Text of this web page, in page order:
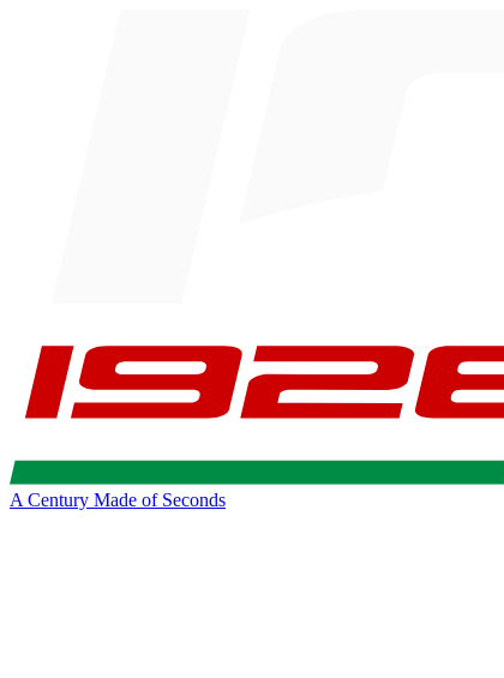
A Century Made of Seconds